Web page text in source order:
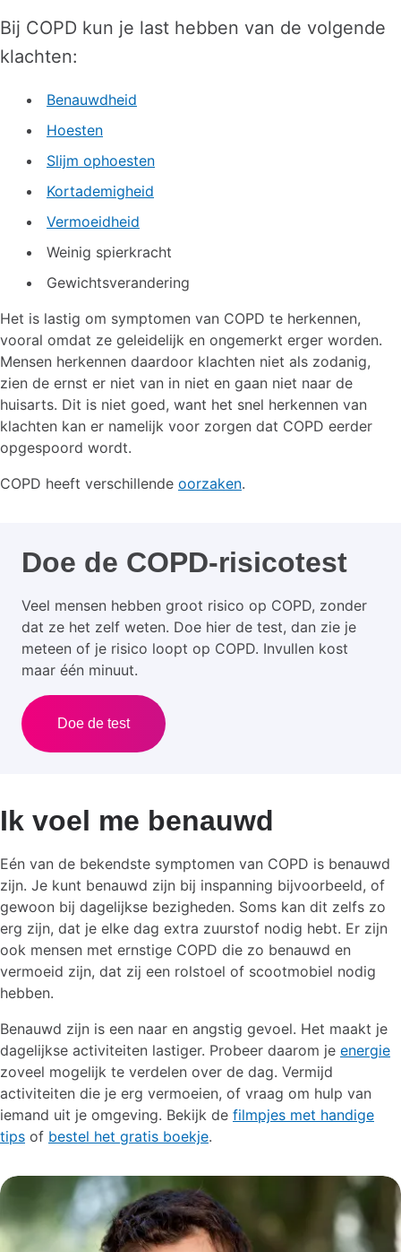
Bij COPD kun je last hebben van de volgende
klachten:
Benauwdheid
Hoesten
Slijm ophoesten
Kortademigheid
Vermoeidheid
Weinig spierkracht
Gewichtsverandering
Het is lastig om symptomen van COPD te herkennen,
vooral omdat ze geleidelijk en ongemerkt erger worden.
Mensen herkennen daardoor klachten niet als zodanig,
zien de ernst er niet van in niet en gaan niet naar de
huisarts. Dit is niet goed, want het snel herkennen van
klachten kan er namelijk voor zorgen dat COPD eerder
opgespoord wordt.
COPD heeft verschillende oorzaken.
Doe de COPD-risicotest
Veel mensen hebben groot risico op COPD, zonder
dat ze het zelf weten. Doe hier de test, dan zie je
meteen of je risico loopt op COPD. Invullen kost
maar één minuut.
Doe de test
Ik voel me benauwd
Eén van de bekendste symptomen van COPD is benauwd
zijn. Je kunt benauwd zijn bij inspanning bijvoorbeeld, of
gewoon bij dagelijkse bezigheden. Soms kan dit zelfs zo
erg zijn, dat je elke dag extra zuurstof nodig hebt. Er zijn
ook mensen met ernstige COPD die zo benauwd en
vermoeid zijn, dat zij een rolstoel of scootmobiel nodig
hebben.
Benauwd zijn is een naar en angstig gevoel. Het maakt je
dagelijkse activiteiten lastiger. Probeer daarom je energie
zoveel mogelijk te verdelen over de dag. Vermijd
activiteiten die je erg vermoeien, of vraag om hulp van
iemand uit je omgeving. Bekijk de filmpjes met handige
tips of bestel het gratis boekje.